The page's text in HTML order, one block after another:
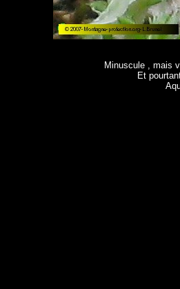
Minuscule , mais
Et